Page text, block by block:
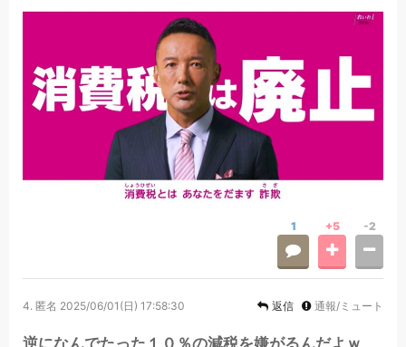
1 +5 -2
4. 匿名 2025/06/01(日) 17:58:30 返信 通報/ミュート